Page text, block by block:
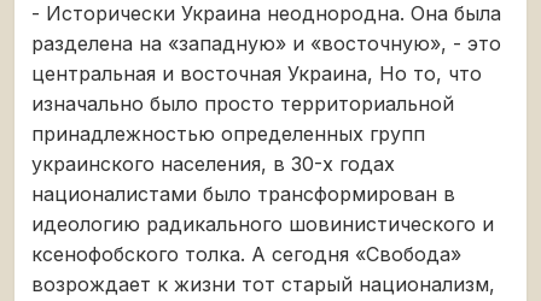
- Исторически Украина неоднородна. Она была
разделена на «западную» и «восточную», - это
центральная и восточная Украина, Но то, что
изначально было просто территориальной
принадлежностью определенных групп
украинского населения, в 30-х годах
националистами было трансформирован в
идеологию радикального шовинистического и
ксенофобского толка. А сегодня «Свобода»
возрождает к жизни тот старый национализм,